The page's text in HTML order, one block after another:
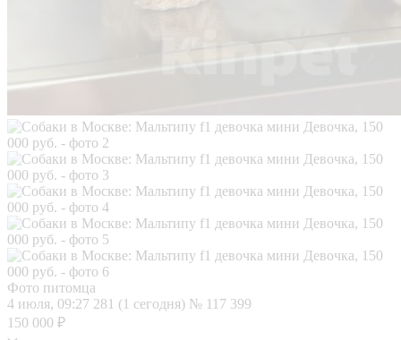
Фото питомца
4 июля, 09:27 281 (1 сегодня) № 117 399
150 000 ₽